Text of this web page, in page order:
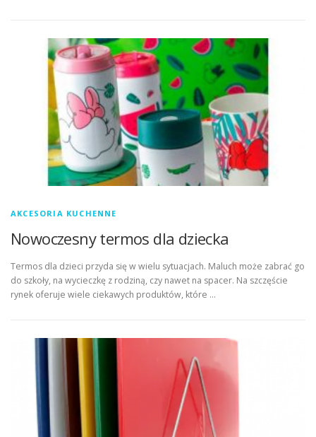
AKCESORIA KUCHENNE
Nowoczesny termos dla dziecka
Termos dla dzieci przyda się w wielu sytuacjach. Maluch może zabrać go
do szkoły, na wycieczkę z rodziną, czy nawet na spacer. Na szczęście
rynek oferuje wiele ciekawych produktów, które …